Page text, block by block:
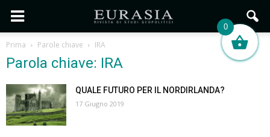
Prima Parole chiave IRA
Parola chiave: IRA
QUALE FUTURO PER IL NORDIRLANDA?
17 Giugno 2019
0